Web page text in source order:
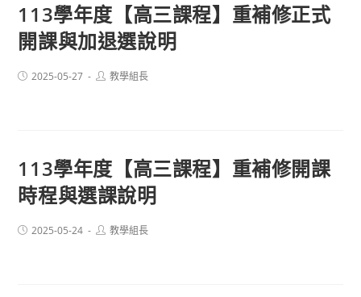
113學年度【高三課程】重補修正式
開課與加退選說明
Post2025-05-27
Post教學組長
113學年度【高三課程】重補修開課
時程與選課說明
Post2025-05-24
Post教學組長